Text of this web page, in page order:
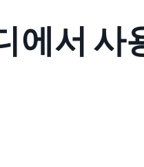
에서 사